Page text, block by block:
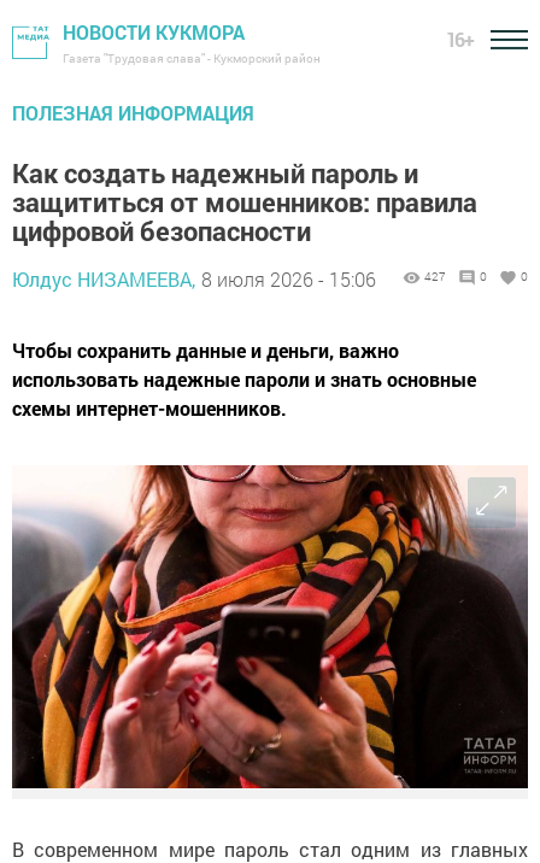
НОВОСТИ КУКМОРА
Газета "Трудовая слава" - Кукморский район
16+
ПОЛЕЗНАЯ ИНФОРМАЦИЯ
Как создать надежный пароль и
защититься от мошенников: правила
цифровой безопасности
Юлдус НИЗАМЕЕВА, 8 июля 2026 - 15:06 427 0 0
Чтобы сохранить данные и деньги, важно
использовать надежные пароли и знать основные
схемы интернет-мошенников.
В современном мире пароль стал одним из главных